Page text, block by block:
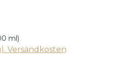
ml)
Versandkosten